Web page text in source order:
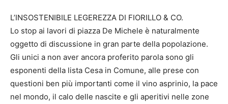
L’INSOSTENIBILE LEGEREZZA DI FIORILLO & CO.
Lo stop ai lavori di piazza De Michele è naturalmente
oggetto di discussione in gran parte della popolazione.
Gli unici a non aver ancora proferito parola sono gli
esponenti della lista Cesa in Comune, alle prese con
questioni ben più importanti come il vino asprinio, la pace
nel mondo, il calo delle nascite e gli aperitivi nelle zone